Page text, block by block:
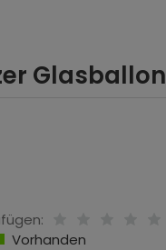
Glasballon
Vorhanden